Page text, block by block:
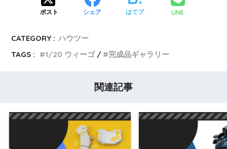
ポスト シェア はてブ LINE
CATEGORY : ハウツー
TAGS :
1/20 ウィーゴ 完成品ギャラリー
関連記事